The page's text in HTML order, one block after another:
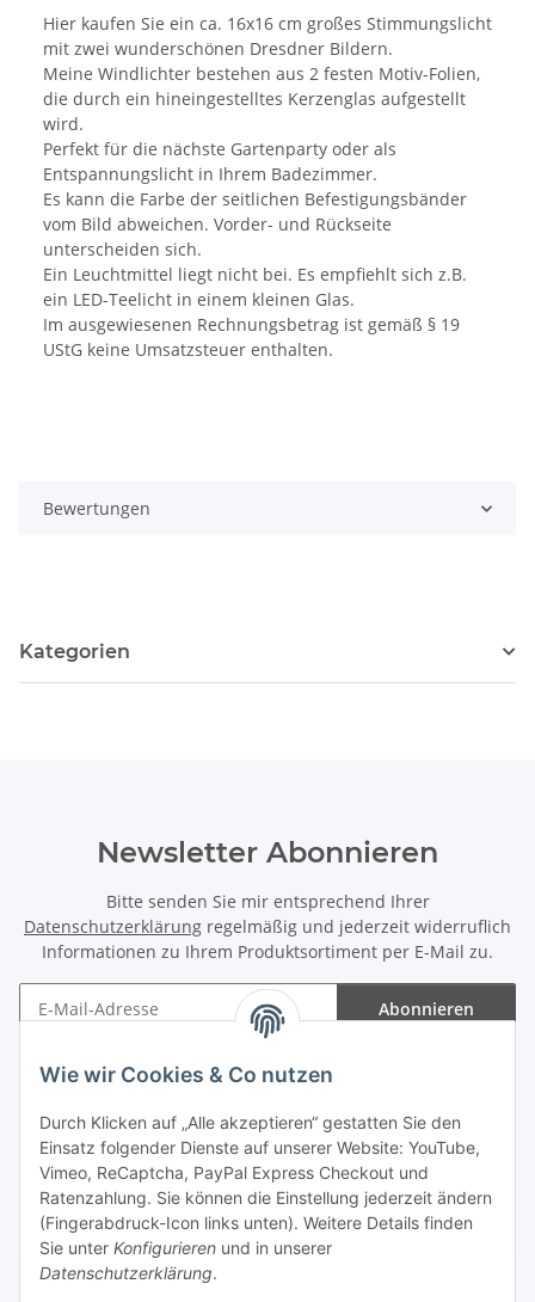
Wie wir Cookies & Co nutzen
Durch Klicken auf „Alle akzeptieren“ gestatten Sie den
Einsatz folgender Dienste auf unserer Website: YouTube,
Vimeo, ReCaptcha, PayPal Express Checkout und
Ratenzahlung. Sie können die Einstellung jederzeit ändern
(Fingerabdruck-Icon links unten). Weitere Details finden
Sie unter Konfigurieren und in unserer
Datenschutzerklärung.
Hier kaufen Sie ein ca. 16x16 cm großes Stimmungslicht
mit zwei wunderschönen Dresdner Bildern.
Meine Windlichter bestehen aus 2 festen Motiv-Folien,
die durch ein hineingestelltes Kerzenglas aufgestellt
wird.
Perfekt für die nächste Gartenparty oder als
Entspannungslicht in Ihrem Badezimmer.
Es kann die Farbe der seitlichen Befestigungsbänder
vom Bild abweichen. Vorder- und Rückseite
unterscheiden sich.
Ein Leuchtmittel liegt nicht bei. Es empfiehlt sich z.B.
ein LED-Teelicht in einem kleinen Glas.
Im ausgewiesenen Rechnungsbetrag ist gemäß § 19
UStG keine Umsatzsteuer enthalten.
Bewertungen
Kategorien
Newsletter Abonnieren
Bitte senden Sie mir entsprechend Ihrer
Datenschutzerklärung regelmäßig und jederzeit widerruflich
Informationen zu Ihrem Produktsortiment per E-Mail zu.
Abonnieren
Gesetzliche Informationen
Vertrag widerrufen